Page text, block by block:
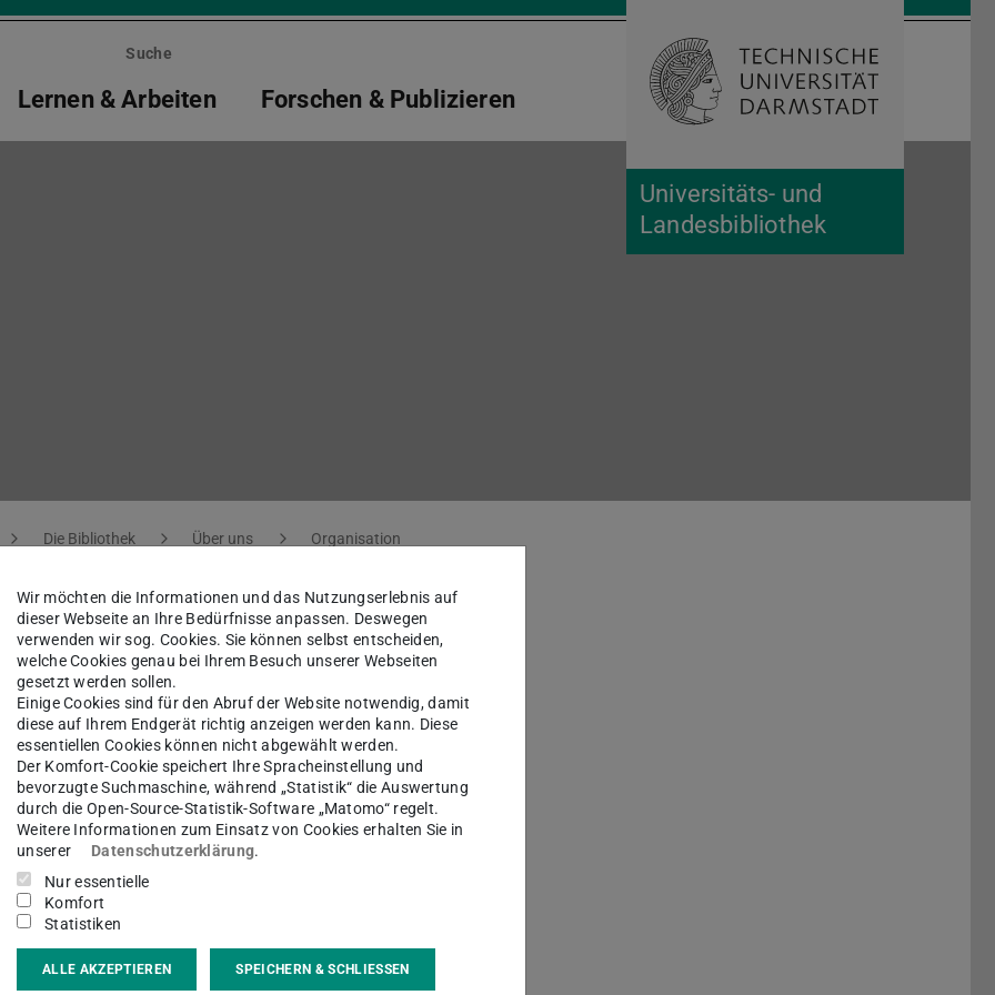
Universitäts- und
Landesbibliothek
Suche
Lernen & Arbeiten Forschen & Publizieren Suche öffnen
Die Bibliothek Über uns Organisation
Christina Kupffer
Sammlungen | Zentrum für Digitale Editionen
...
16-76333
Wir möchten die Informationen und das Nutzungserlebnis auf
dieser Webseite an Ihre Bedürfnisse anpassen. Deswegen
verwenden wir sog. Cookies. Sie können selbst entscheiden,
welche Cookies genau bei Ihrem Besuch unserer Webseiten
gesetzt werden sollen.
Einige Cookies sind für den Abruf der Website notwendig, damit
diese auf Ihrem Endgerät richtig anzeigen werden kann. Diese
essentiellen Cookies können nicht abgewählt werden.
Der Komfort-Cookie speichert Ihre Spracheinstellung und
bevorzugte Suchmaschine, während „Statistik“ die Auswertung
durch die Open-Source-Statistik-Software „Matomo“ regelt.
Weitere Informationen zum Einsatz von Cookies erhalten Sie in
unserer
Datenschutzerklärung.
Nur essentielle
Komfort
Statistiken
ALLE AKZEPTIEREN SPEICHERN & SCHLIESSEN